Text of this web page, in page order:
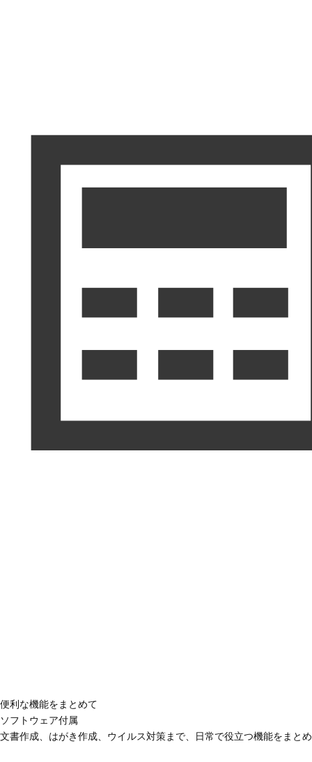
便利な機能をまとめて
ソフトウェア付属
文書作成、はがき作成、ウイルス対策まで、日常で役立つ機能をまと